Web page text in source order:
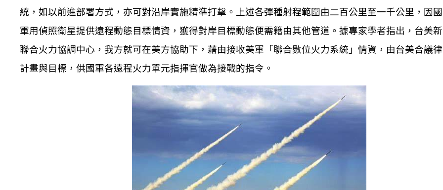
統，如以前進部署方式，亦可對沿岸實施精準打擊。上述各彈種射程範圍由二百公里至一千公里，因
軍用偵照衛星提供遠程動態目標情資，獲得對岸目標動態便需籍由其他管道。據專家學者指出，台美
聯合火力協調中心，我方就可在美方協助下，藉由接收美軍「聯合數位火力系統」情資，由台美合議
計畫與目標，供國軍各遠程火力單元指揮官做為接戰的指令。